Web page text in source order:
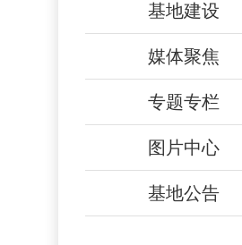
基地建设
媒体聚焦
专题专栏
图片中心
基地公告